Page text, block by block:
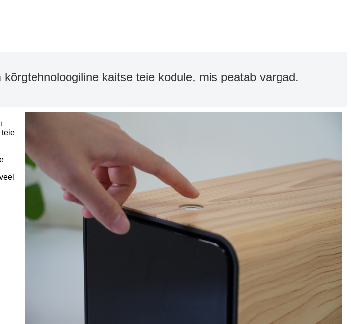
kaitse teie kodule, mis peatab vargad.
teie